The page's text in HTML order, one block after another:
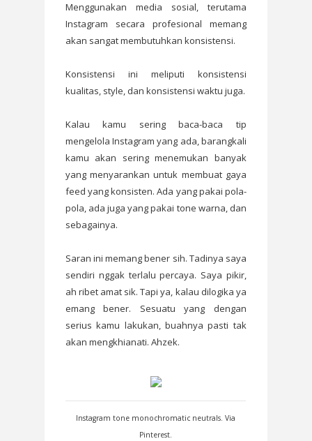
Menggunakan media sosial, terutama
Instagram secara profesional memang
akan sangat membutuhkan konsistensi.
Konsistensi ini meliputi konsistensi
kualitas, style, dan konsistensi waktu juga.
Kalau kamu sering baca-baca tip
mengelola Instagram yang ada, barangkali
kamu akan sering menemukan banyak
yang menyarankan untuk membuat gaya
feed yang konsisten. Ada yang pakai pola-
pola, ada juga yang pakai tone warna, dan
sebagainya.
Saran ini memang bener sih. Tadinya saya
sendiri nggak terlalu percaya. Saya pikir,
ah ribet amat sik. Tapi ya, kalau dilogika ya
emang bener. Sesuatu yang dengan
serius kamu lakukan, buahnya pasti tak
akan mengkhianati. Ahzek.
Instagram tone monochromatic neutrals. Via
Pinterest.